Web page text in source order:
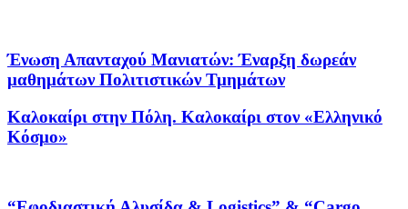
Ένωση Απανταχού Μανιατών: Έναρξη δωρεάν
μαθημάτων Πολιτιστικών Τμημάτων
Καλοκαίρι στην Πόλη. Καλοκαίρι στον «Ελληνικό
Κόσμο»